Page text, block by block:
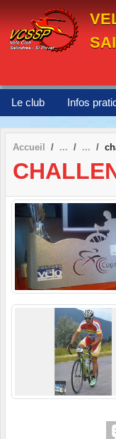
Le club Infos
Accueil
Panneau de gestion